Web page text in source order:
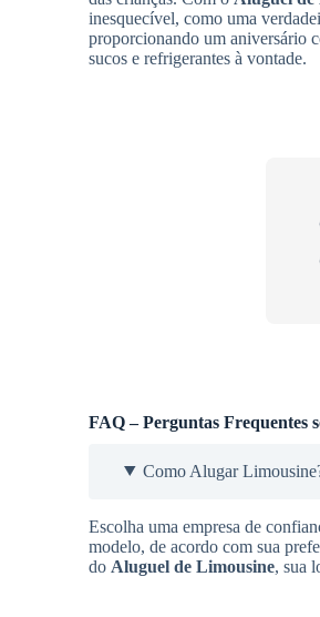
inesquecível, como uma
proporcionando um aniversário
sucos e refrigerantes à vontade.
FAQ – Perguntas Frequentes
Como Alugar
Escolha uma empresa de
modelo, de acordo com sua
do Aluguel de Limousine, sua